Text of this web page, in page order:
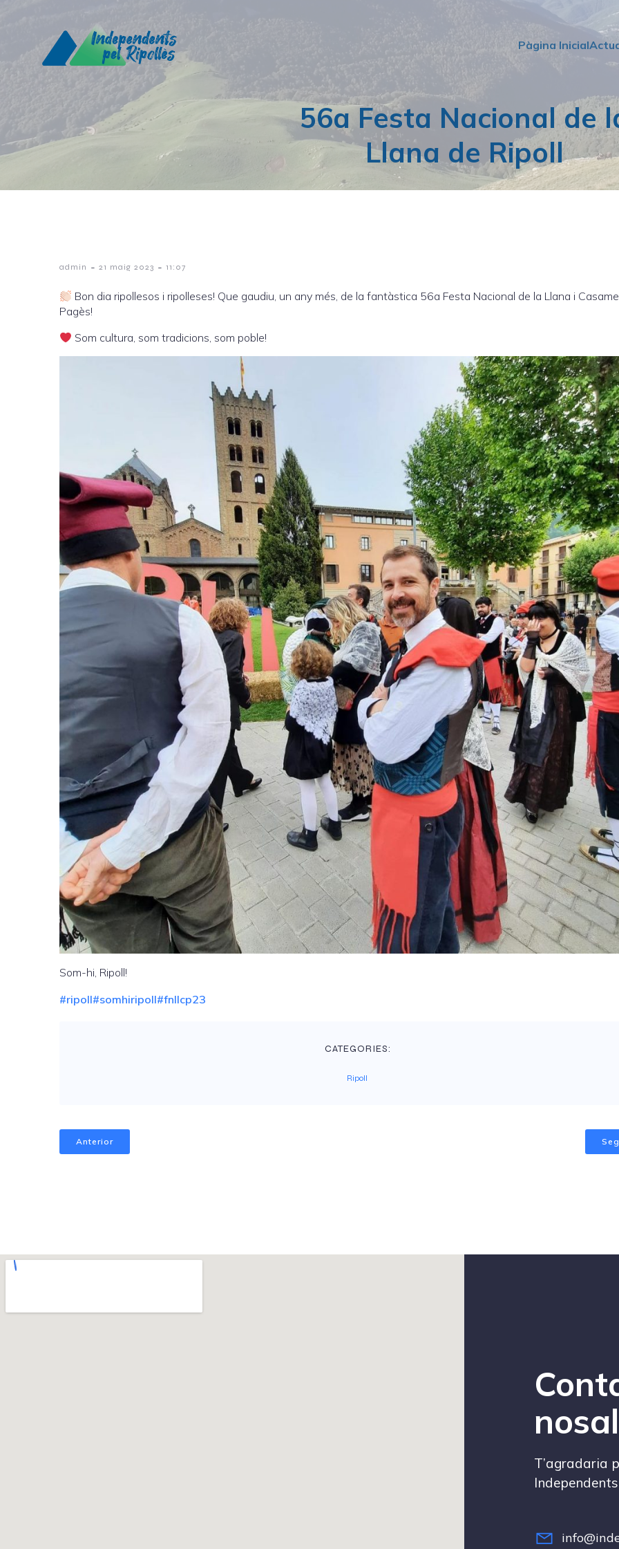
Pàgina Inicial
56a Festa Nacional de
Llana de Ripoll
admin - 21 maig 2023 - 11:07
Bon dia ripollesos i ripolleses! Que gaudiu, un any més, de la fantàstica 56a Festa Nacional de la Llana i
Pagès!
Som cultura, som tradicions, som poble!
Som-hi, Ripoll!
#ripoll#somhiripoll#fnllcp23
CATEGORIES:
Ripoll
Anterior
T’agradaria